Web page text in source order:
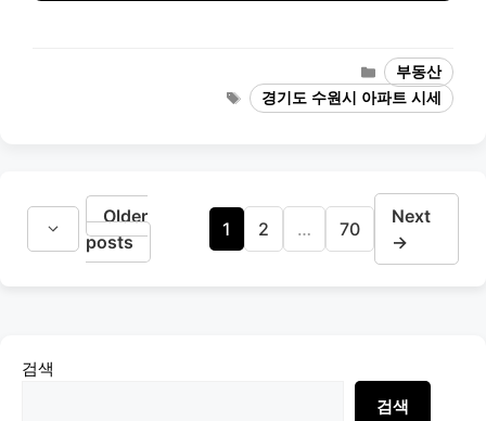
Categories
부동산
Tags경기도 수원시 아파트 시세
Older
posts
Page
1 Page
2 … Page
70
Next
→
검색
검색